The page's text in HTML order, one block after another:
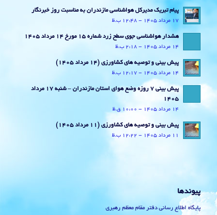
پیام تبریک مدیرکل هواشناسی مازندران به مناسبت روز خبرنگار
17 مرداد 1405 - 12:48 ب.ظ
هشدار هواشناسی جوی سطح زرد شماره 15 مورخ 14 مرداد 1405
14 مرداد 1405 - 2:18 ب.ظ
پیش بینی و توصیه های کشاورزی (14 مرداد ۱۴۰۵)
14 مرداد 1405 - 12:17 ب.ظ
پیش بینی 7 روزه وضع هوای استان مازندران – شنبه 17 مرداد
1405
14 مرداد 1405 - 10:00 ق.ظ
پیش بینی و توصیه های کشاورزی (11 مرداد ۱۴۰۵)
11 مرداد 1405 - 12:22 ب.ظ
پیوندها
پایگاه اطلاع رسانی دفتر مقام معظم رهبری